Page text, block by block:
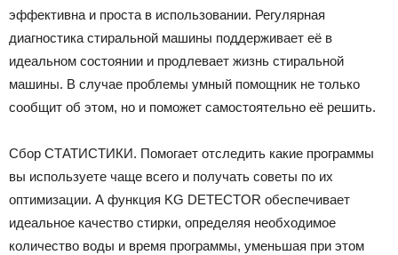
эффективна и проста в использовании. Регулярная
диагностика стиральной машины поддерживает её в
идеальном состоянии и продлевает жизнь стиральной
машины. В случае проблемы умный помощник не только
сообщит об этом, но и поможет самостоятельно её решить.
Сбор СТАТИСТИКИ. Помогает отследить какие программы
вы используете чаще всего и получать советы по их
оптимизации. А функция KG DETECTOR обеспечивает
идеальное качество стирки, определяя необходимое
количество воды и время программы, уменьшая при этом